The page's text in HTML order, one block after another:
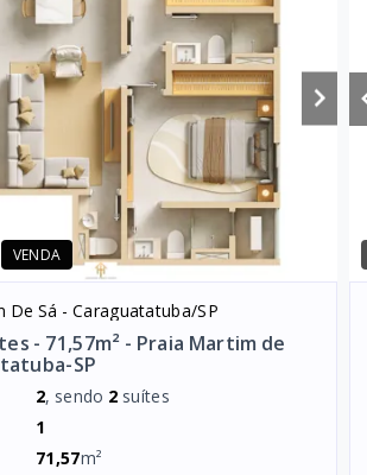
VENDA
De Sá - Caraguatatuba/SP
- 71,57m² - Praia Martim de
SP
2, sendo 2 suítes
1
71,57m²